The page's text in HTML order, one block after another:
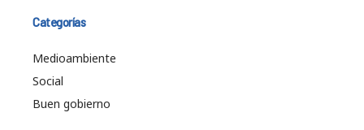
Categorías
Medioambiente
Social
Buen gobierno